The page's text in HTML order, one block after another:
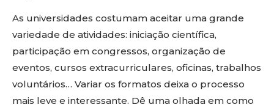
As universidades costumam aceitar uma grande
variedade de atividades: iniciação científica,
participação em congressos, organização de
eventos, cursos extracurriculares, oficinas, trabalhos
voluntários… Variar os formatos deixa o processo
mais leve e interessante. Dê uma olhada em como